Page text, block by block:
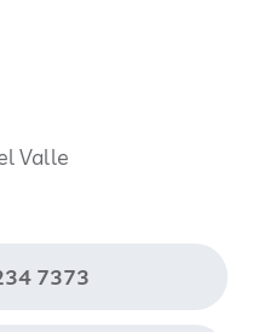
Valle
7373